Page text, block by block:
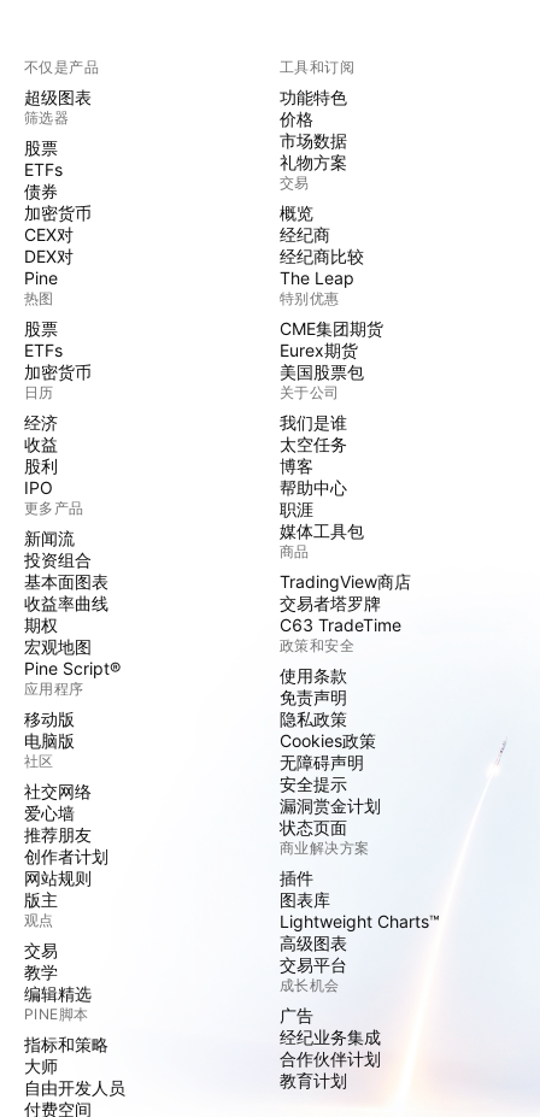
不仅是产品
超级图表
筛选器
股票
ETFs
债券
加密货币
CEX对
DEX对
Pine
热图
股票
ETFs
加密货币
日历
经济
收益
股利
IPO
更多产品
新闻流
投资组合
基本面图表
收益率曲线
期权
宏观地图
Pine Script®
应用程序
移动版
电脑版
社区
社交网络
爱心墙
推荐朋友
创作者计划
网站规则
版主
观点
交易
教学
编辑精选
PINE脚本
指标和策略
大师
自由开发人员
付费空间
工具和订阅
功能特色
价格
市场数据
礼物方案
交易
概览
经纪商
经纪商比较
The Leap
特别优惠
CME集团期货
Eurex期货
美国股票包
关于公司
我们是谁
太空任务
博客
帮助中心
职涯
媒体工具包
商品
TradingView商店
交易者塔罗牌
C63 TradeTime
政策和安全
使用条款
免责声明
隐私政策
Cookies政策
无障碍声明
安全提示
漏洞赏金计划
状态页面
商业解决方案
插件
图表库
Lightweight Charts™
高级图表
交易平台
成长机会
广告
经纪业务集成
合作伙伴计划
教育计划